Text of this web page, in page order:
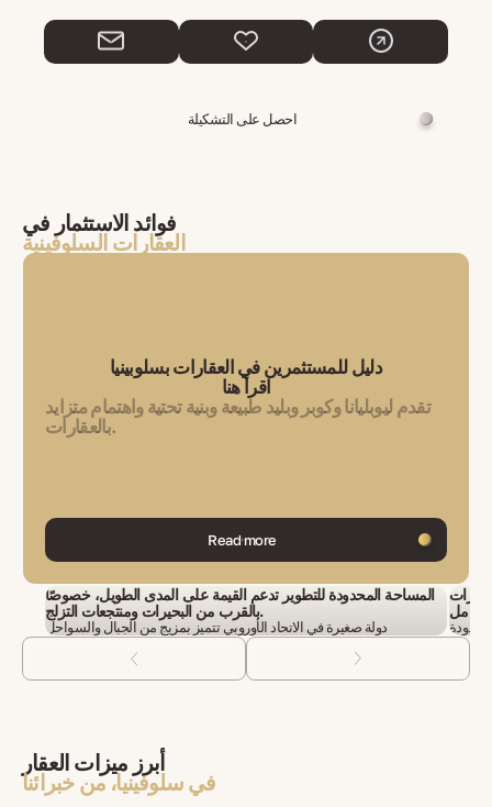
احصل على التشكيلة
فوائد الاستثمار في
العقارات السلوفينية
دليل للمستثمرين في العقارات بسلوبينيا
اقرأ هنا
تقدم ليوبليانا وكوبر وبليد طبيعة وبنية تحتية واهتمام متزايد
بالعقارات.
Read more
المساحة المحدودة للتطوير تدعم القيمة على المدى الطويل، خصوصًا
بالقرب من البحيرات ومنتجعات التزلج.
دولة صغيرة في الاتحاد الأوروبي تتميز بمزيج من الجبال والسواحل
أبرز ميزات العقار
في سلوفينيا، من خبرائنا